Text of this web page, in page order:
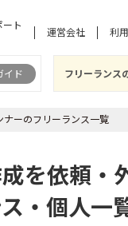
ト
運営会社 利
イド フリーランス
ナーのフリーランス一覧
を依頼・
・個人一